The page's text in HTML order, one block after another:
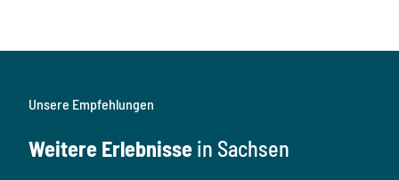
Unsere Empfehlungen
Weitere Erlebnisse in Sachsen